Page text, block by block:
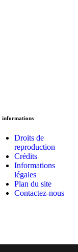
informations
Droits de
reproduction
Crédits
Informations
légales
Plan du site
Contactez-nous